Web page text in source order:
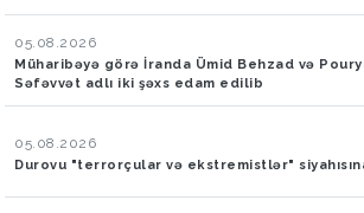
05.08.2026
Müharibəyə görə İranda Ümid Behzad və
Səfəvvət adlı iki şəxs edam edilib
05.08.2026
Durovu "terrorçular və ekstremistlər"